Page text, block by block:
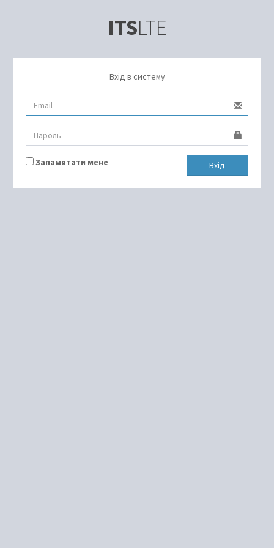
ITSLTE
Вхід в систему
Запамятати мене Вхід